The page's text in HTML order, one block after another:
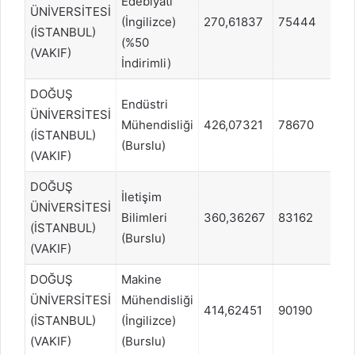
ÜNİVERSİTESİ
(İSTANBUL)
(VAKIF)
(İngilizce)
(%50
İndirimli)
270,61837 75444
DOĞUŞ
ÜNİVERSİTESİ
(İSTANBUL)
(VAKIF)
Endüstri
Mühendisliği
(Burslu)
426,07321 78670
DOĞUŞ
ÜNİVERSİTESİ
(İSTANBUL)
(VAKIF)
İletişim
Bilimleri
(Burslu)
360,36267 83162
DOĞUŞ
ÜNİVERSİTESİ
(İSTANBUL)
(VAKIF)
Makine
Mühendisliği
(İngilizce)
(Burslu)
414,62451 90190